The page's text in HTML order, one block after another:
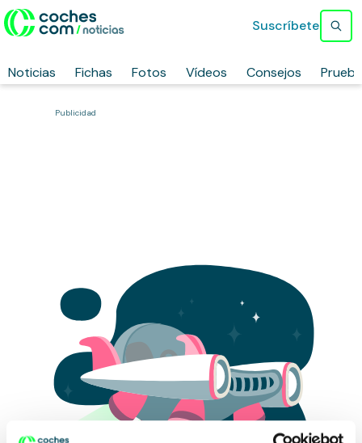
Noticias Fichas Fotos Vídeos Consejos
Suscríbete
Publicidad